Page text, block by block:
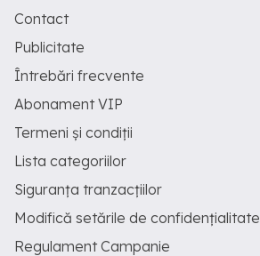
Contact
Publicitate
Întrebări frecvente
Abonament VIP
Termeni și condiții
Lista categoriilor
Siguranța tranzacțiilor
Modifică setările de confidențialitate
Regulament Campanie